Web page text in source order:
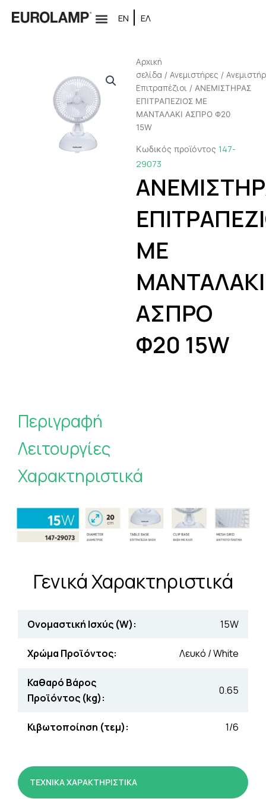
στο
ΕΝ ΕΛ
Αρχική
σελίδα /Ανεμιστήρες /
Επιτραπέζιοι / ΑΝΕΜΙΣΤΗΡΑΣ
ΕΠΙΤΡΑΠΕΖΙΟΣ ΜΕ
ΜΑΝΤΑΛΑΚΙ ΑΣΠΡΟ Φ20
15W
Κωδικός προϊόντος147-
29073
ΜΕ
ΜΑΝΤΑΛΑΚΙ
ΑΣΠΡΟ
Φ20 15W
Περιγραφή
Λειτουργίες
Χαρακτηριστικά
Γενικά Χαρακτηριστικά
Ονομαστική Ισχύς (W): 15W
Χρώμα Προϊόντος: Λευκό / White
Καθαρό Βάρος
Προϊόντος (kg):
0.65
Κιβωτοποίηση (τεμ): 1/6
ΤΕΧΝΙΚΑ ΧΑΡΑΚΤΗΡΙΣΤΙΚΑ